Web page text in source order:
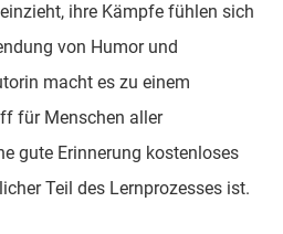
ihre Kämpfe fühlen sich
von Humor und
macht es zu einem
für Menschen aller
gute Erinnerung kostenloses
Teil des Lernprozesses ist.